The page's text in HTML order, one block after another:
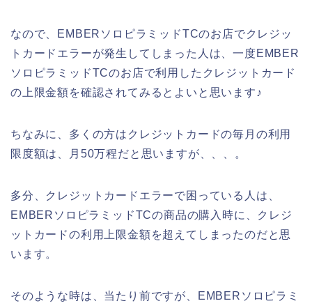
なので、EMBERソロピラミッドTCのお店でクレジッ
トカードエラーが発生してしまった人は、一度EMBER
ソロピラミッドTCのお店で利用したクレジットカード
の上限金額を確認されてみるとよいと思います♪
ちなみに、多くの方はクレジットカードの毎月の利用
限度額は、月50万程だと思いますが、、、。
多分、クレジットカードエラーで困っている人は、
EMBERソロピラミッドTCの商品の購入時に、クレジ
ットカードの利用上限金額を超えてしまったのだと思
います。
そのような時は、当たり前ですが、EMBERソロピラミ